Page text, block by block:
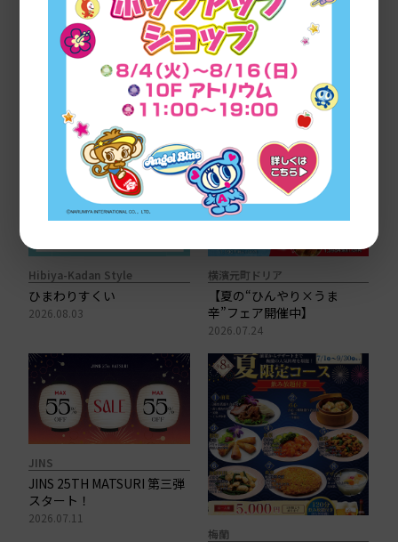
SHOP NEWS
Hibiya-Kadan Style
ひまわりすくい
2026.08.03
横濱元町ドリア
【夏の“ひんやり×うま
辛”フェア開催中】
2026.07.24
JINS
JINS 25TH MATSURI 第三弾
スタート！
2026.07.11
梅蘭